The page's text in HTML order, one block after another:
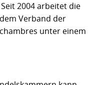
2004 arbeitet die
Verband der
unter einem